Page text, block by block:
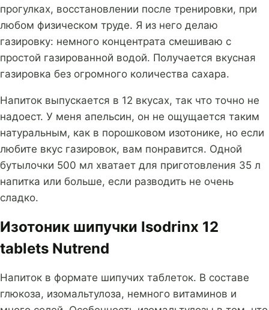
прогулках, восстановлении после тренировки, при
любом физическом труде. Я из него делаю
газировку: немного концентрата смешиваю с
простой газированной водой. Получается вкусная
газировка без огромного количества сахара.
Напиток выпускается в 12 вкусах, так что точно не
надоест. У меня апельсин, он не ощущается таким
натуральным, как в порошковом изотонике, но если
любите вкус газировок, вам понравится. Одной
бутылочки 500 мл хватает для приготовления 35 л
напитка или больше, если разводить не очень
сладко.
Изотоник шипучки Isodrinx 12
tablets Nutrend
Напиток в формате шипучих таблеток. В составе
глюкоза, изомальтулоза, немного витаминов и